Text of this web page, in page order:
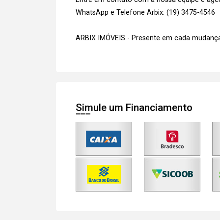
WhatsApp e Telefone Arbix: (19) 3475-4546
ARBIX IMÓVEIS - Presente em cada
Simule um Financiamento